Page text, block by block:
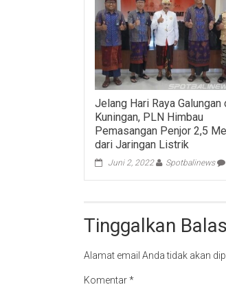
Jelang Hari Raya Galungan
Kuningan, PLN Himbau
Pemasangan Penjor 2,5
dari Jaringan Listrik
Juni 2, 2022 Spotbalinews
Tinggalkan
Alamat email Anda tidak akan
Komentar*